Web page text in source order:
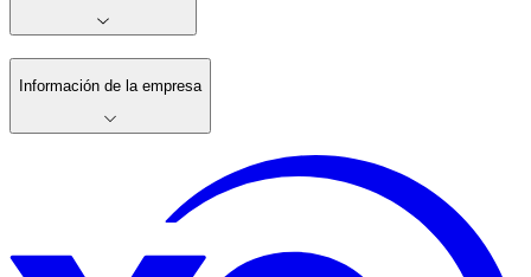
Información de la empresa